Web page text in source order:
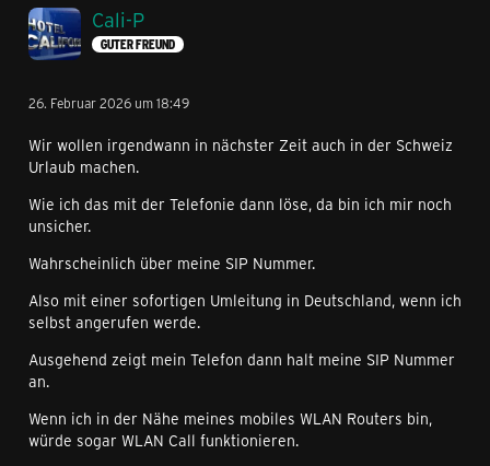
Cali-P
GUTER FREUND
26. Februar 2026 um 18:49
Wir wollen irgendwann in nächster Zeit auch in der Schweiz
Urlaub machen.
Wie ich das mit der Telefonie dann löse, da bin ich mir noch
unsicher.
Wahrscheinlich über meine SIP Nummer.
Also mit einer sofortigen Umleitung in Deutschland, wenn ich
selbst angerufen werde.
Ausgehend zeigt mein Telefon dann halt meine SIP Nummer
an.
Wenn ich in der Nähe meines mobiles WLAN Routers bin,
würde sogar WLAN Call funktionieren.